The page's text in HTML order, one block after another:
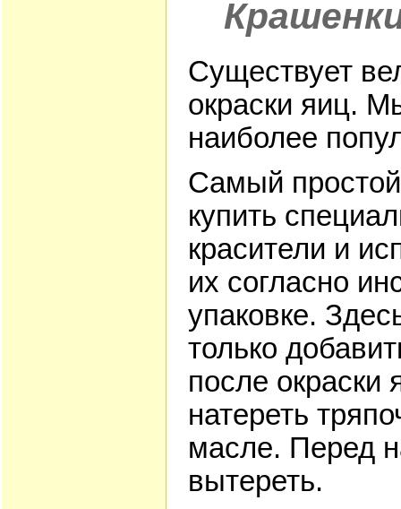
Существует
окраски яиц.
наиболее
Самый
купить
красители и
их согласно
упаковке.
только
после
натереть
масле. Перед
вытереть.